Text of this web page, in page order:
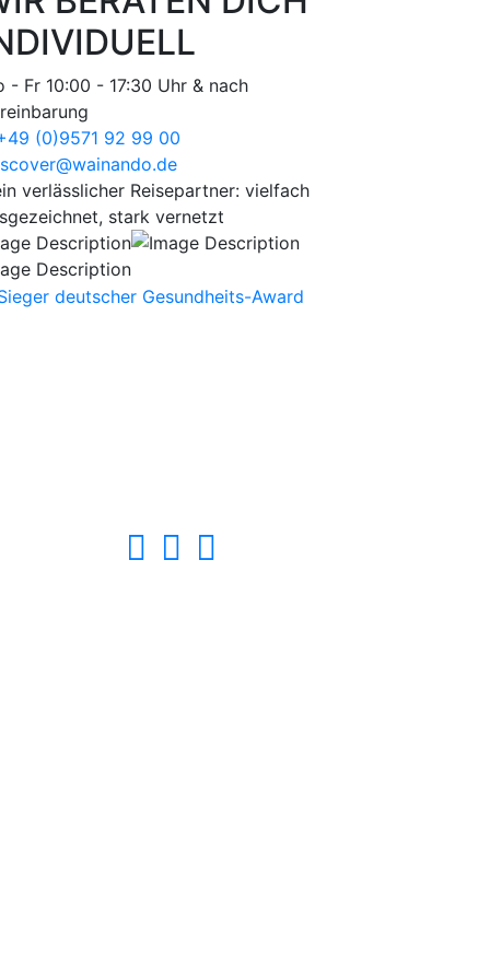
- Fr 10:00 - 17:30 Uhr & nach
(0)9571 92 99 00
verlässlicher Reisepartner: vielfach
stark vernetzt